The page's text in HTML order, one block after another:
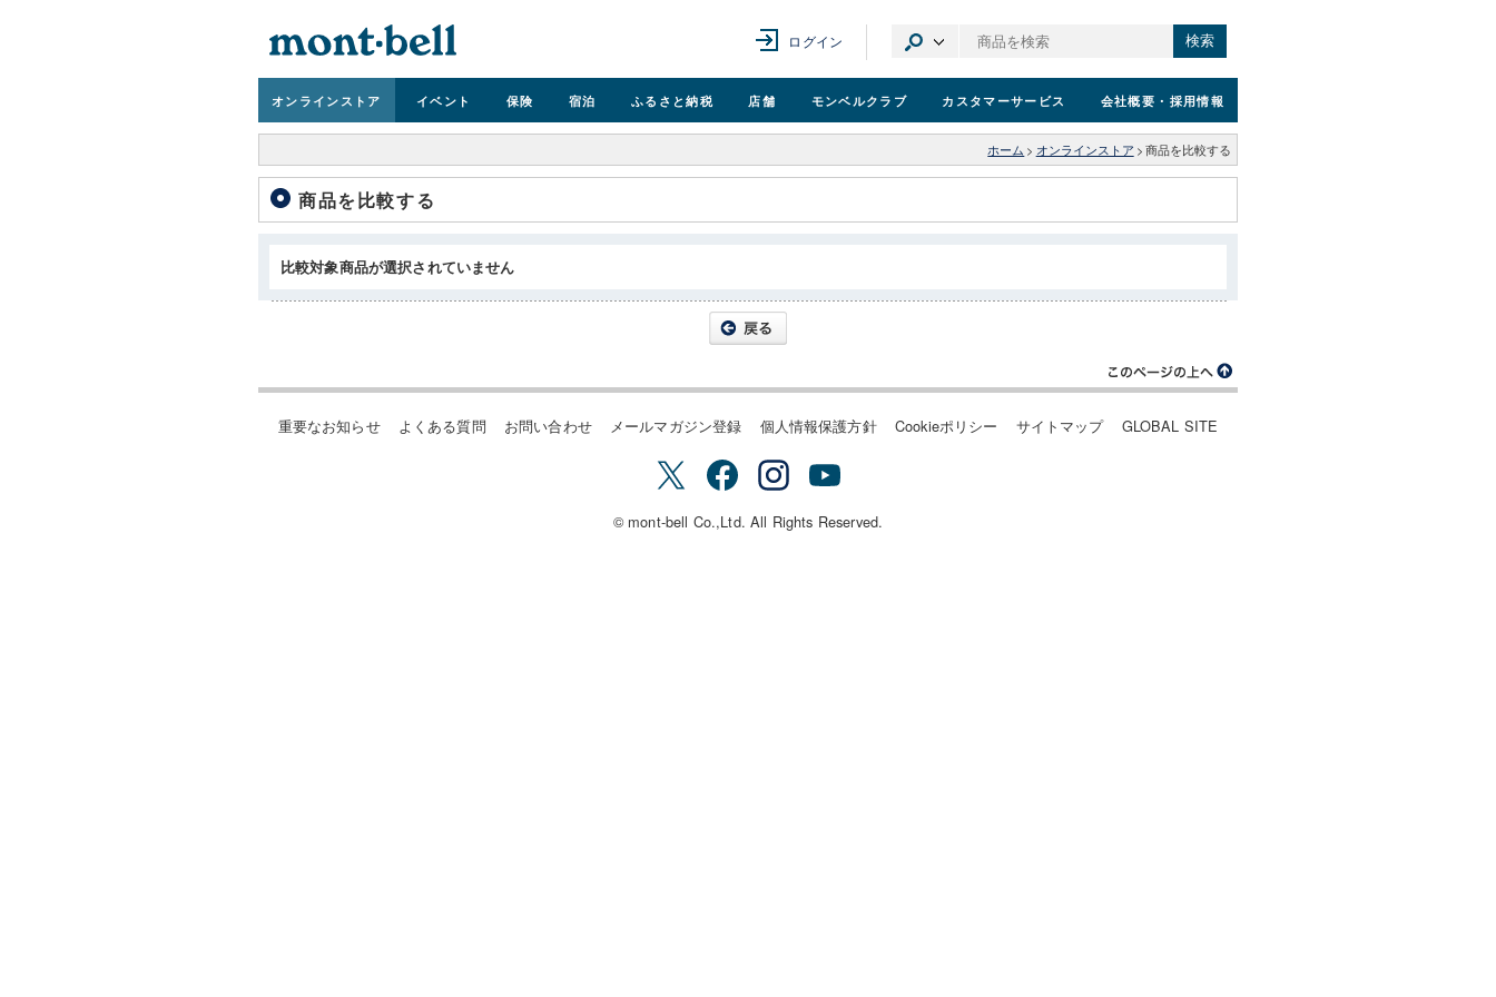
ログイン 検索
オンラインストア イベント 保険 宿泊 ふるさと納税 店舗 モンベルクラブ カスタマーサービス 会社概要 ・採用情報
ホーム > オンラインストア > 商品を比較する
商品を比較する
比較対象商品が選択されていません
重要なお知らせ よくある質問 お問い合わせ メールマガジン登録 個人情報保護方針 Cookieポリシー サイトマップ GLOBAL SITE
© mont-bell Co.,Ltd. All Rights Reserved.